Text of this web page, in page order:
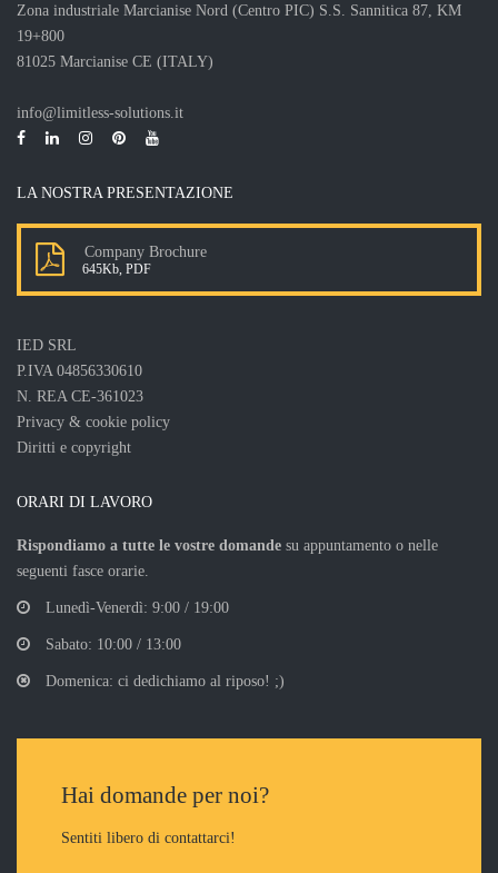
Zona industriale Marcianise Nord (Centro PIC) S.S. Sannitica 87, KM
19+800
81025 Marcianise CE (ITALY)
info@limitless-solutions.it
LA NOSTRA PRESENTAZIONE
Company Brochure
645Kb, PDF
IED SRL
P.IVA 04856330610
N. REA CE-361023
Privacy & cookie policy
Diritti e copyright
ORARI DI LAVORO
Rispondiamo a tutte le vostre domande su appuntamento o nelle
seguenti fasce orarie.
Lunedì-Venerdì: 9:00 / 19:00
Sabato: 10:00 / 13:00
Domenica: ci dedichiamo al riposo! ;)
Hai domande per noi?
Sentiti libero di contattarci!